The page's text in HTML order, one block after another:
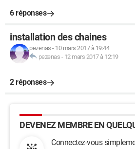
6 réponses
installation des chaines
pezenas - 10 mars 2017 à 19:44
pezenas - 12 mars 2017 à 12:19
2 réponses
DEVENEZ MEMBRE EN
Connectez-vous